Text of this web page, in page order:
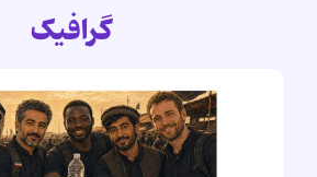
گرافیک